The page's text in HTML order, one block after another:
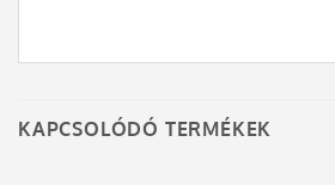
KAPCSOLÓDÓ TERMÉKEK